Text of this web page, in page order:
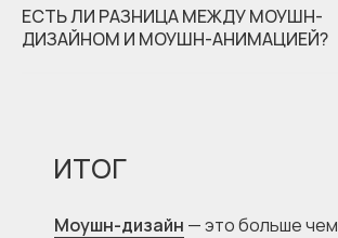
ЕСТЬ ЛИ РАЗНИЦА МЕЖДУ МОУШН-
ДИЗАЙНОМ И МОУШН-АНИМАЦИЕЙ?
ИТОГ
Моушн-дизайн — это больше чем